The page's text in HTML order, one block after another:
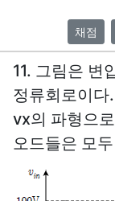
채점
11. 그림은 변
정류회로이
vx의 파형으
오드들은 모